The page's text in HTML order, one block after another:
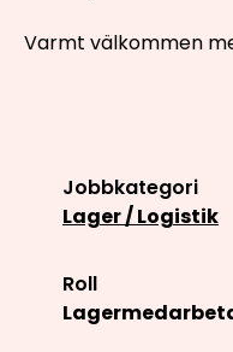
Varmt välkommen
Jobbkategori
Lager / Logistik
Roll